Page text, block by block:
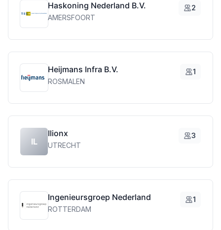
Haskoning Nederland B.V.
AMERSFOORT
2
Heijmans Infra B.V.
ROSMALEN
1
IL
Ilionx
UTRECHT
3
Ingenieursgroep Nederland
ROTTERDAM
1